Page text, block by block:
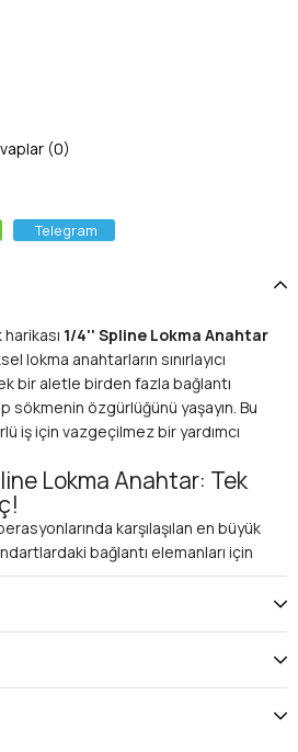
(0)
Telegram
1/4'' Spline Lokma Anahtar
lokma anahtarların sınırlayıcı
bir aletle birden fazla bağlantı
sökmenin özgürlüğünü yaşayın. Bu
iş için vazgeçilmez bir yardımcı
Lokma Anahtar: Tek
karşılaşılan en büyük
bağlantı elemanları için
kalmaktır. Ceta Form'un
Bu üstün özellik, size hem zaman
lokmanın daha yüksek tork